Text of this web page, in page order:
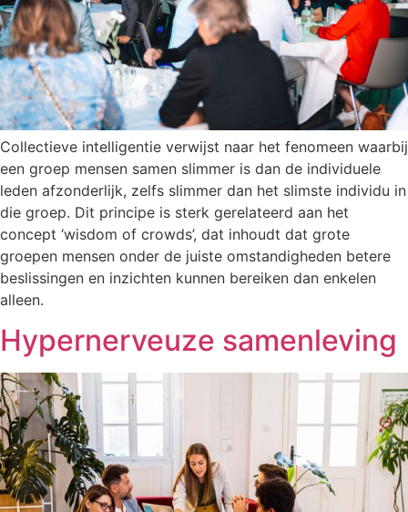
Collectieve intelligentie verwijst naar het fenomeen waarbij
een groep mensen samen slimmer is dan de individuele
leden afzonderlijk, zelfs slimmer dan het slimste individu in
die groep. Dit principe is sterk gerelateerd aan het
concept ‘wisdom of crowds’, dat inhoudt dat grote
groepen mensen onder de juiste omstandigheden betere
beslissingen en inzichten kunnen bereiken dan enkelen
alleen.
Hypernerveuze samenleving